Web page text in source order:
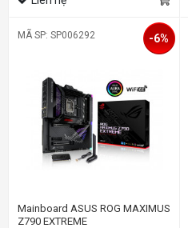
MÃ SP: SP006292
Mainboard ASUS ROG MAXIMUS
Z790 EXTREME
-6%